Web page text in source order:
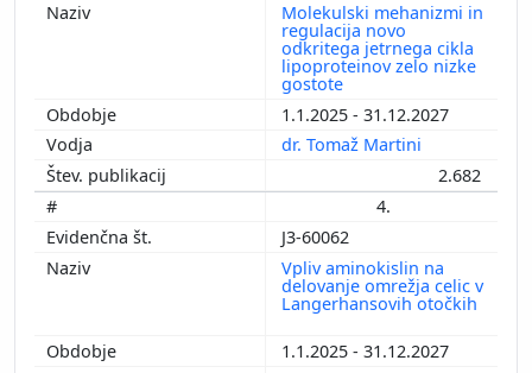
Molekulski mehanizmi in
regulacija novo
odkritega jetrnega cikla
lipoproteinov zelo nizke
gostote
1.1.2025 - 31.12.2027
dr. Tomaž Martini
2.682
4.
J3-60062
Vpliv aminokislin na
delovanje omrežja celic v
Langerhansovih otočkih
1.1.2025 - 31.12.2027